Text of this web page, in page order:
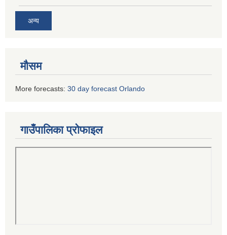
अन्य
मौसम
More forecasts: 30 day forecast Orlando
गाउँपालिका प्रोफाइल